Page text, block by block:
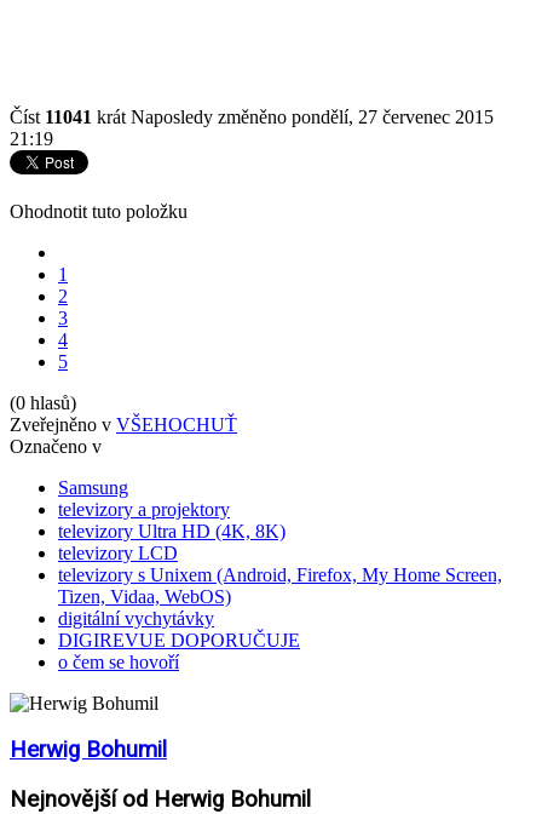
Číst 11041 krát Naposledy změněno pondělí, 27 červenec 2015
21:19
Ohodnotit tuto položku
1
2
3
4
5
(0 hlasů)
Zveřejněno v VŠEHOCHUŤ
Označeno v
Samsung
televizory a projektory
televizory Ultra HD (4K, 8K)
televizory LCD
televizory s Unixem (Android, Firefox, My Home Screen,
Tizen, Vidaa, WebOS)
digitální vychytávky
DIGIREVUE DOPORUČUJE
o čem se hovoří
Herwig Bohumil
Nejnovější od Herwig Bohumil